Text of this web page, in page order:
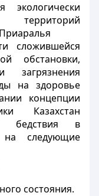
экологически
территорий
сложившейся
обстановки,
загрязнения
на здоровье
концепции
Казахстан
бедствия в
на следующие
состояния.